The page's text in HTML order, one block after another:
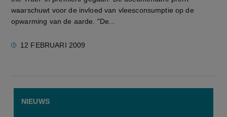
waarschuwt voor de invloed van vleesconsumptie op de
opwarming van de aarde. "De...
12 FEBRUARI 2009
NIEUWS